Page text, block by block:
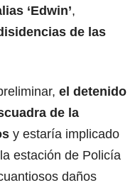
‘Edwin’,
de las
el detenido
de la
y estaría implicado
estación de Policía
daños